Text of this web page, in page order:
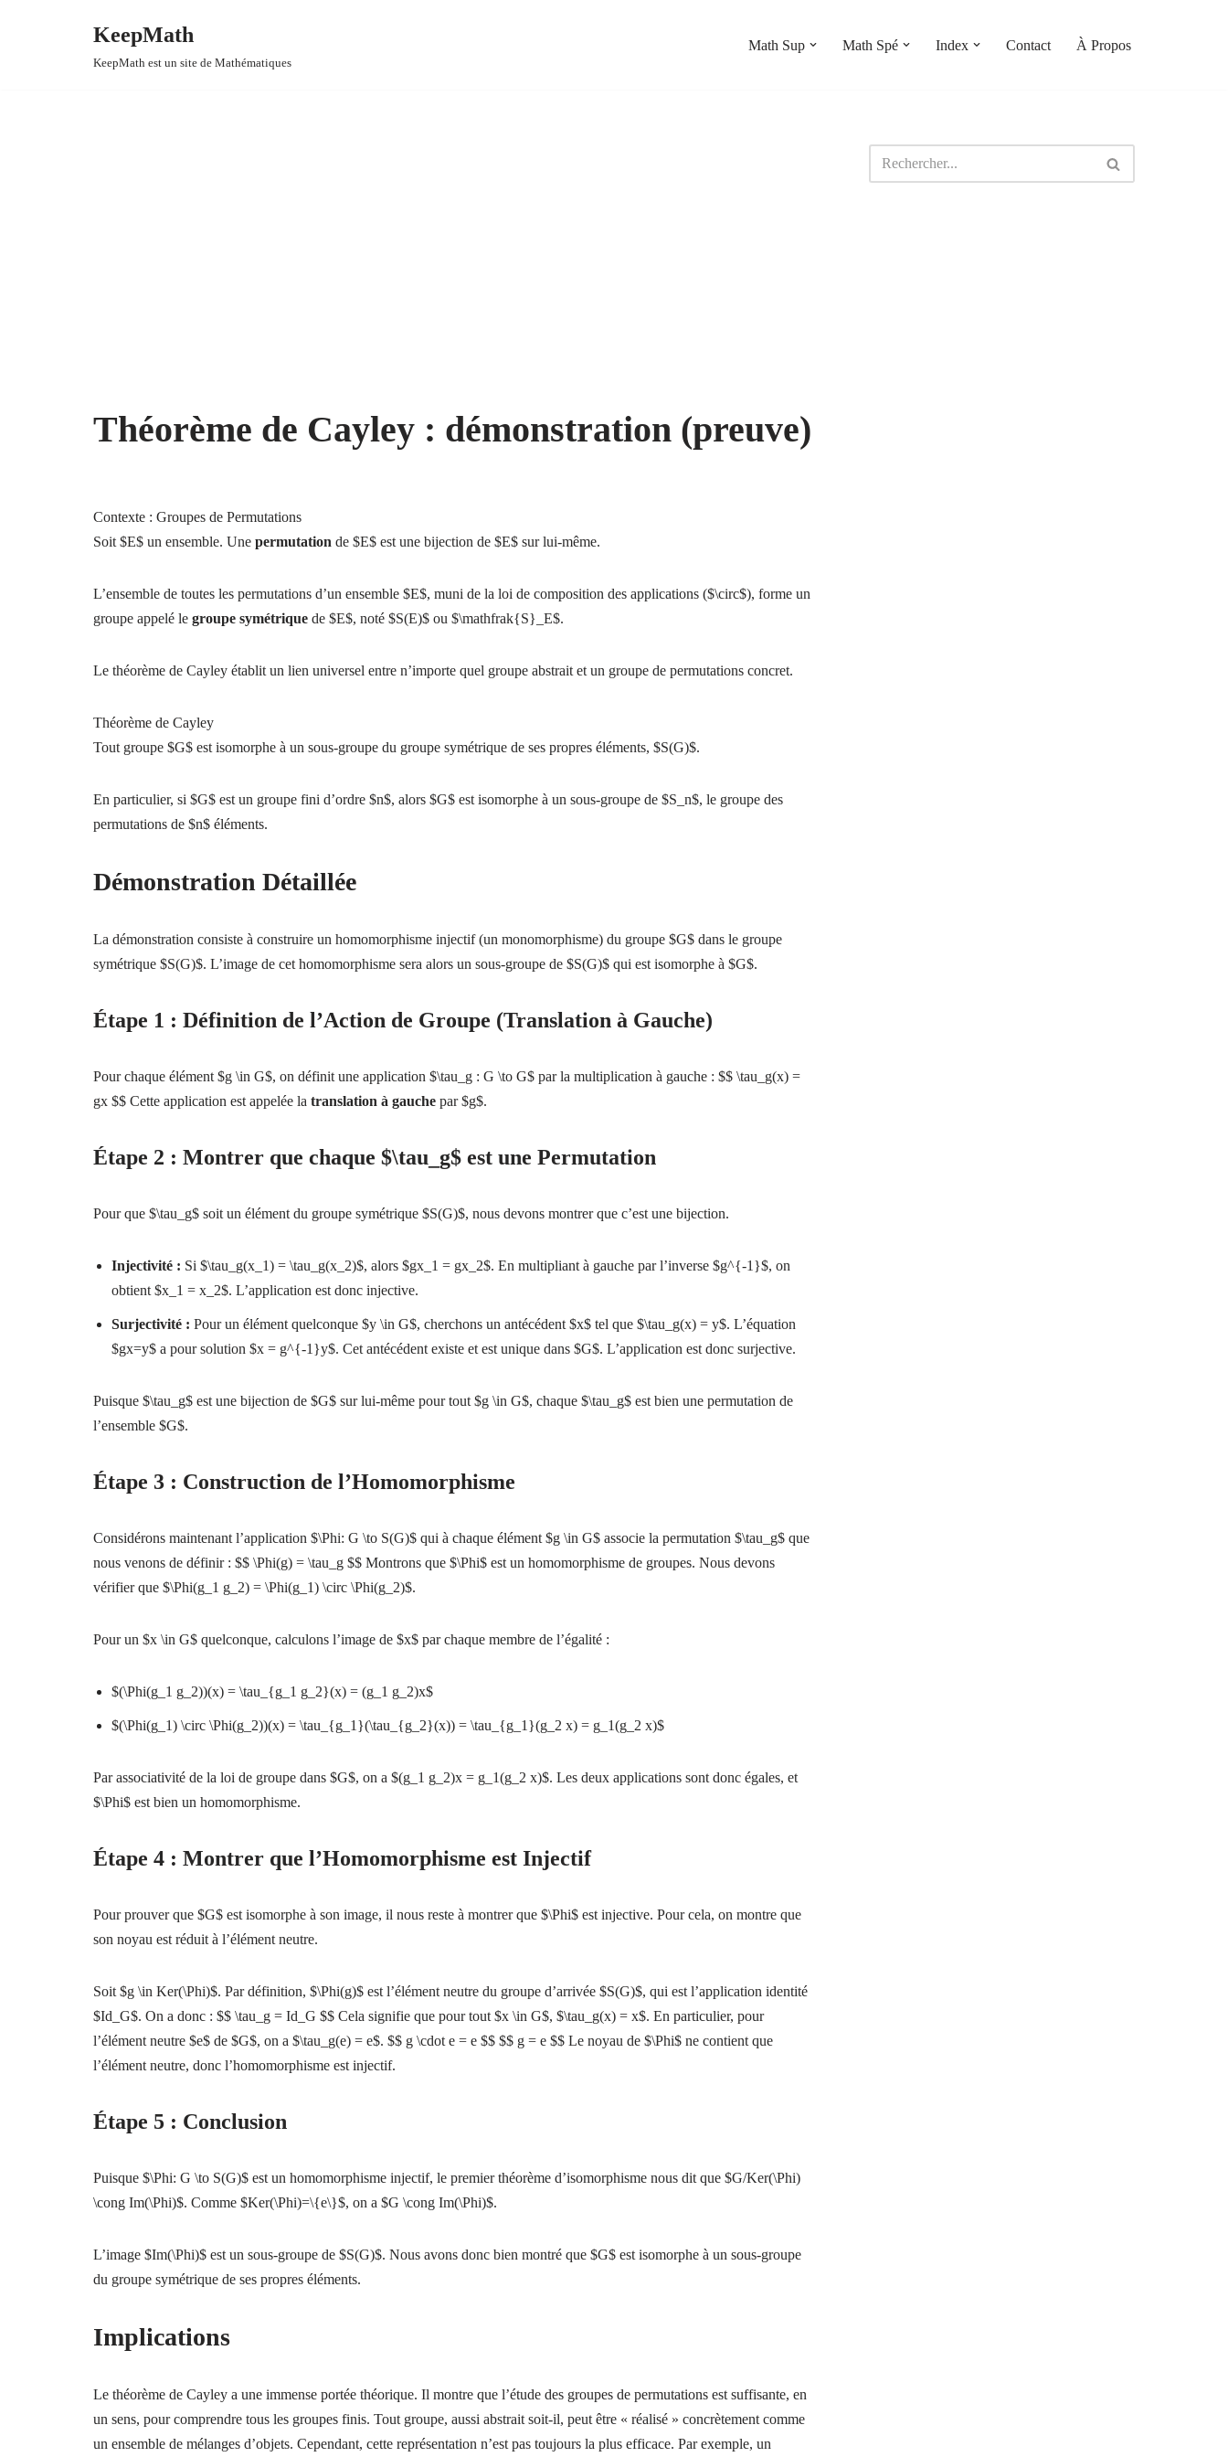
KeepMath
KeepMath est un site de Mathématiques
Math Sup Math Spé Index Contact À Propos
Théorème de Cayley : démonstration (preuve)
Contexte : Groupes de Permutations
Soit $E$ un ensemble. Une permutation de $E$ est une bijection de $E$ sur lui-même.
L’ensemble de toutes les permutations d’un ensemble $E$, muni de la loi de composition des applications ($\circ$), forme un
groupe appelé le groupe symétrique de $E$, noté $S(E)$ ou $\mathfrak{S}_E$.
Le théorème de Cayley établit un lien universel entre n’importe quel groupe abstrait et un groupe de permutations concret.
Théorème de Cayley
Tout groupe $G$ est isomorphe à un sous-groupe du groupe symétrique de ses propres éléments, $S(G)$.
En particulier, si $G$ est un groupe fini d’ordre $n$, alors $G$ est isomorphe à un sous-groupe de $S_n$, le groupe des
permutations de $n$ éléments.
Démonstration Détaillée
La démonstration consiste à construire un homomorphisme injectif (un monomorphisme) du groupe $G$ dans le groupe
symétrique $S(G)$. L’image de cet homomorphisme sera alors un sous-groupe de $S(G)$ qui est isomorphe à $G$.
Étape 1 : Définition de l’Action de Groupe (Translation à Gauche)
Pour chaque élément $g \in G$, on définit une application $\tau_g : G \to G$ par la multiplication à gauche : $$ \tau_g(x) =
gx $$ Cette application est appelée la translation à gauche par $g$.
Étape 2 : Montrer que chaque $\tau_g$ est une Permutation
Pour que $\tau_g$ soit un élément du groupe symétrique $S(G)$, nous devons montrer que c’est une bijection.
Injectivité : Si $\tau_g(x_1) = \tau_g(x_2)$, alors $gx_1 = gx_2$. En multipliant à gauche par l’inverse $g^{-1}$, on
obtient $x_1 = x_2$. L’application est donc injective.
Surjectivité : Pour un élément quelconque $y \in G$, cherchons un antécédent $x$ tel que $\tau_g(x) = y$. L’équation
$gx=y$ a pour solution $x = g^{-1}y$. Cet antécédent existe et est unique dans $G$. L’application est donc surjective.
Puisque $\tau_g$ est une bijection de $G$ sur lui-même pour tout $g \in G$, chaque $\tau_g$ est bien une permutation de
l’ensemble $G$.
Étape 3 : Construction de l’Homomorphisme
Considérons maintenant l’application $\Phi: G \to S(G)$ qui à chaque élément $g \in G$ associe la permutation $\tau_g$ que
nous venons de définir : $$ \Phi(g) = \tau_g $$ Montrons que $\Phi$ est un homomorphisme de groupes. Nous devons
vérifier que $\Phi(g_1 g_2) = \Phi(g_1) \circ \Phi(g_2)$.
Pour un $x \in G$ quelconque, calculons l’image de $x$ par chaque membre de l’égalité :
$(\Phi(g_1 g_2))(x) = \tau_{g_1 g_2}(x) = (g_1 g_2)x$
$(\Phi(g_1) \circ \Phi(g_2))(x) = \tau_{g_1}(\tau_{g_2}(x)) = \tau_{g_1}(g_2 x) = g_1(g_2 x)$
Par associativité de la loi de groupe dans $G$, on a $(g_1 g_2)x = g_1(g_2 x)$. Les deux applications sont donc égales, et
$\Phi$ est bien un homomorphisme.
Étape 4 : Montrer que l’Homomorphisme est Injectif
Pour prouver que $G$ est isomorphe à son image, il nous reste à montrer que $\Phi$ est injective. Pour cela, on montre que
son noyau est réduit à l’élément neutre.
Soit $g \in Ker(\Phi)$. Par définition, $\Phi(g)$ est l’élément neutre du groupe d’arrivée $S(G)$, qui est l’application identité
$Id_G$. On a donc : $$ \tau_g = Id_G $$ Cela signifie que pour tout $x \in G$, $\tau_g(x) = x$. En particulier, pour
l’élément neutre $e$ de $G$, on a $\tau_g(e) = e$. $$ g \cdot e = e $$ $$ g = e $$ Le noyau de $\Phi$ ne contient que
l’élément neutre, donc l’homomorphisme est injectif.
Étape 5 : Conclusion
Puisque $\Phi: G \to S(G)$ est un homomorphisme injectif, le premier théorème d’isomorphisme nous dit que $G/Ker(\Phi)
\cong Im(\Phi)$. Comme $Ker(\Phi)=\{e\}$, on a $G \cong Im(\Phi)$.
L’image $Im(\Phi)$ est un sous-groupe de $S(G)$. Nous avons donc bien montré que $G$ est isomorphe à un sous-groupe
du groupe symétrique de ses propres éléments.
Implications
Le théorème de Cayley a une immense portée théorique. Il montre que l’étude des groupes de permutations est suffisante, en
un sens, pour comprendre tous les groupes finis. Tout groupe, aussi abstrait soit-il, peut être « réalisé » concrètement comme
un ensemble de mélanges d’objets. Cependant, cette représentation n’est pas toujours la plus efficace. Par exemple, un